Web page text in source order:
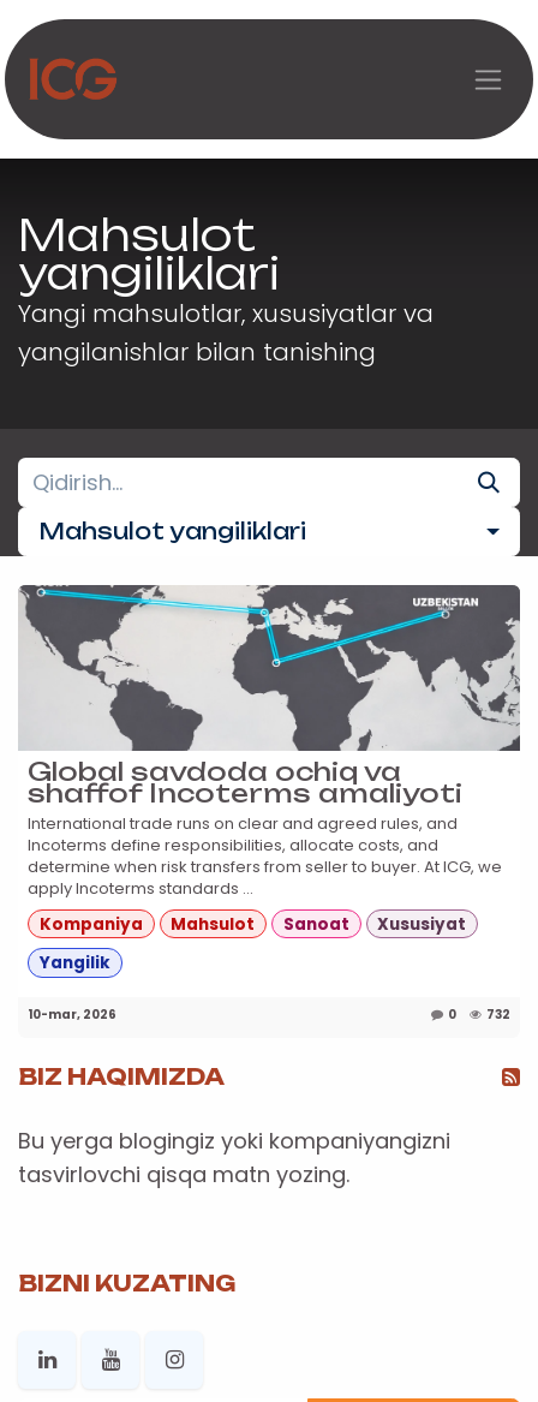
Asosiy mazmunga o‘tish
Mahsulot
yangiliklari
Yangi mahsulotlar, xususiyatlar va
yangilanishlar bilan tanishing
Mahsulot yangiliklari
Global savdoda ochiq va
shaffof Incoterms amaliyoti
International trade runs on clear and agreed rules, and
Incoterms define responsibilities, allocate costs, and
determine when risk transfers from seller to buyer. At ICG, we
apply Incoterms standards ...
Kompaniya
Mahsulot Sanoat
Xususiyat
Yangilik
10-mar, 2026 0 732
BIZ HAQIMIZDA
Bu yerga blogingiz yoki kompaniyangizni
tasvirlovchi qisqa matn yozing.
BIZNI KUZATING